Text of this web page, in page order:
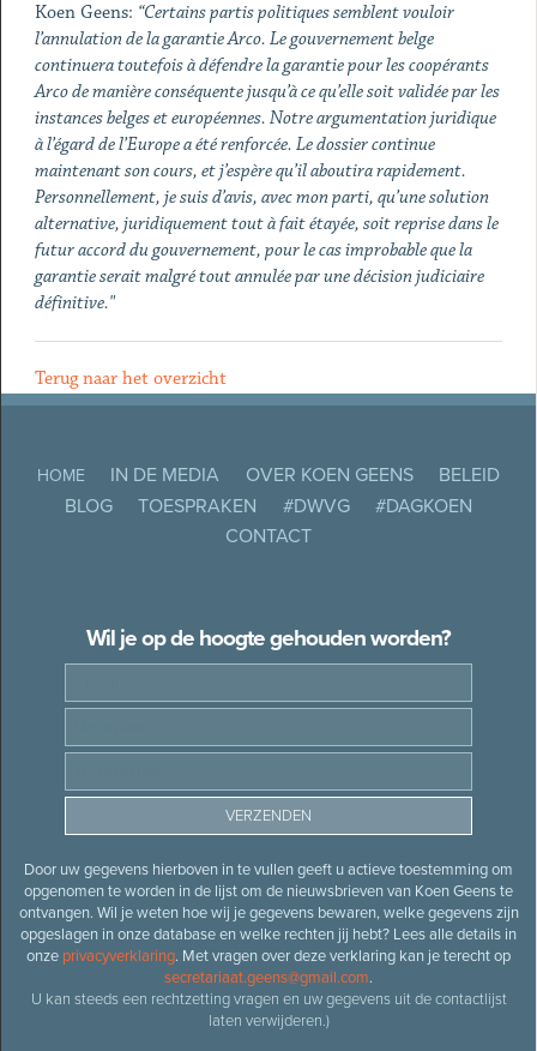
Koen Geens: “Certains partis politiques semblent vouloir
l’annulation de la garantie Arco. Le gouvernement belge
continuera toutefois à défendre la garantie pour les coopérants
Arco de manière conséquente jusqu’à ce qu’elle soit validée par les
instances belges et européennes. Notre argumentation juridique
à l’égard de l’Europe a été renforcée. Le dossier continue
maintenant son cours, et j’espère qu’il aboutira rapidement.
Personnellement, je suis d’avis, avec mon parti, qu’une solution
alternative, juridiquement tout à fait étayée, soit reprise dans le
futur accord du gouvernement, pour le cas improbable que la
garantie serait malgré tout annulée par une décision judiciaire
définitive."
Terug naar het overzicht
HOME IN DE MEDIA OVER KOEN GEENS
BELEID
BLOG
TOESPRAKEN #DWVG
#DAGKOEN
CONTACT
Wil je op de hoogte gehouden worden?
Door uw gegevens hierboven in te vullen geeft u actieve toestemming om
opgenomen te worden in de lijst om de nieuwsbrieven van Koen Geens te
ontvangen. Wil je weten hoe wij je gegevens bewaren, welke gegevens zijn
opgeslagen in onze database en welke rechten jij hebt? Lees alle details in
onze privacyverklaring. Met vragen over deze verklaring kan je terecht op
secretariaat.geens@gmail.com.
U kan steeds een rechtzetting vragen en uw gegevens uit de contactlijst
laten verwijderen.)